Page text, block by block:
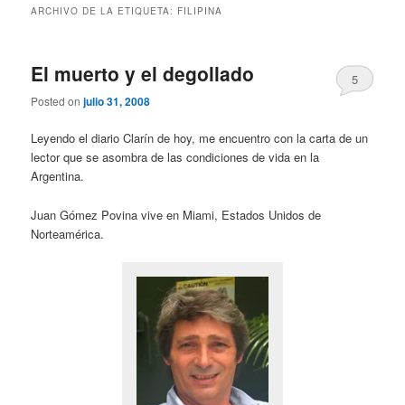
ARCHIVO DE LA ETIQUETA: FILIPINA
El muerto y el degollado
Posted onjulio 31, 2008
5
Leyendo el diario Clarín de hoy, me encuentro con la carta de un
lector que se asombra de las condiciones de vida en la
Argentina.
Juan Gómez Povina vive en Miami, Estados Unidos de
Norteamérica.